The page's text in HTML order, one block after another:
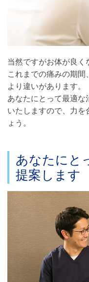
当然ですがお体が良く
これまでの痛みの期
より違いがあります。
あなたにとって最適な
いたしますので、力
ょう。
あなたにと
提案します